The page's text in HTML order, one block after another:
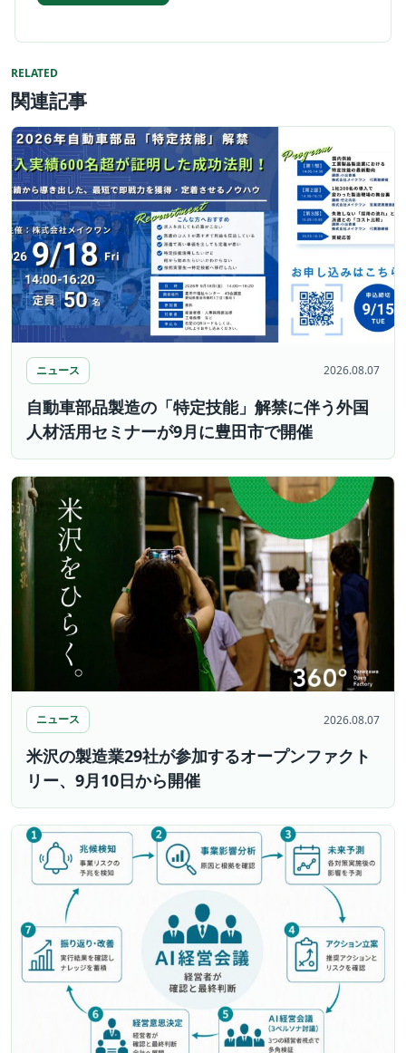
RELATED
関連記事
ニュース 2026.08.07
自動車部品製造の「特定技能」解禁に伴う外国
人材活用セミナーが9月に豊田市で開催
ニュース 2026.08.07
米沢の製造業29社が参加するオープンファクト
リー、9月10日から開催